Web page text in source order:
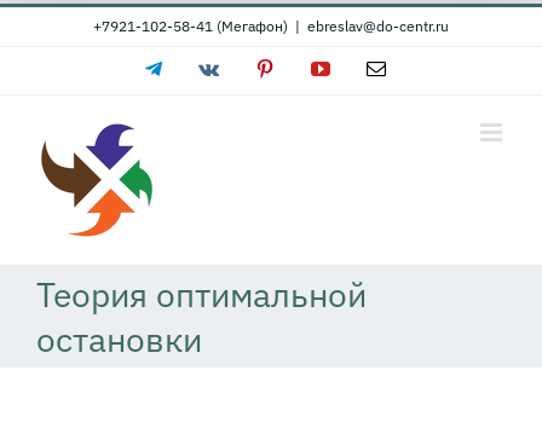
Skip
+7921-102-58-41 (Мегафон) | ebreslav@do-centr.ru
TelegramVk PinterestYouTubeEmail
Теория оптимальной
остановки